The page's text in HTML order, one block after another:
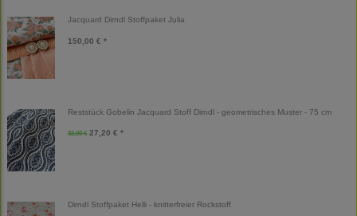
Jacquard Dirndl Stoffpaket Julia
150,00 € *
Reststück Gobelin Jacquard Stoff Dirndl - geometrisches Muster - 75 cm
32,00 € 27,20 € *
Dirndl Stoffpaket Helli - knitterfreier Rockstoff